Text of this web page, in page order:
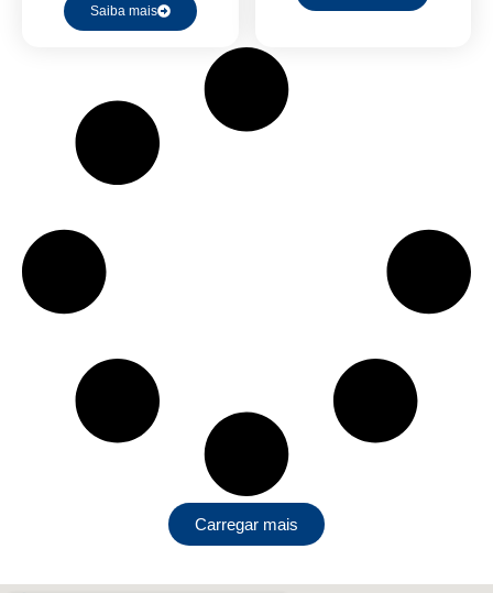
Saiba mais
Carregar mais